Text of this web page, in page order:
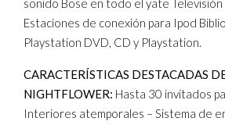
sonido Bose en todo el yate
Estaciones de conexión para Ipod
Playstation DVD, CD y Playstation.
CARACTERÍSTICAS DESTACADAS
NIGHTFLOWER: Hasta 30 invitados
Interiores atemporales – Sistema de